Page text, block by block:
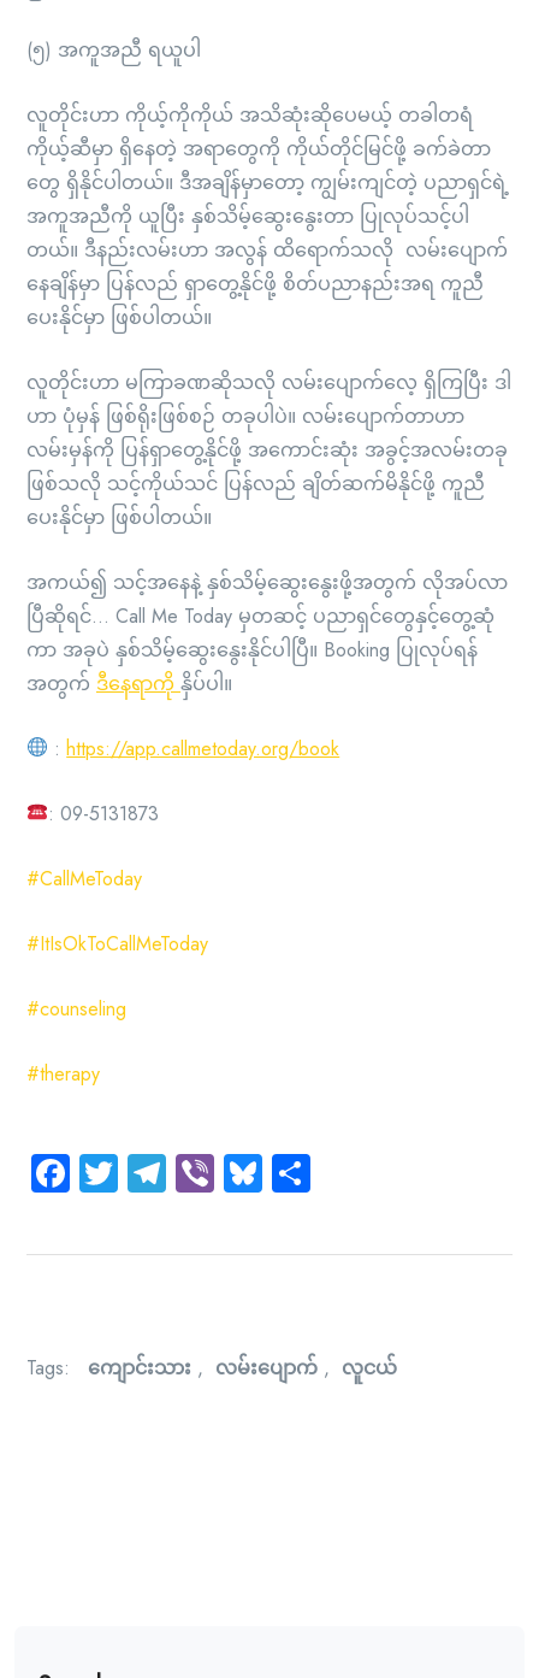
(၅) အကူအညီ ရယူပါ
လူတိုင်းဟာ ကိုယ့်ကိုကိုယ် အသိဆုံးဆိုပေမယ့် တခါတရံ
ကိုယ့်ဆီမှာ ရှိနေတဲ့ အရာတွေကို ကိုယ်တိုင်မြင်ဖို့ ခက်ခဲတာ
တွေ ရှိနိုင်ပါတယ်။ ဒီအချိန်မှာတော့ ကျွမ်းကျင်တဲ့ ပညာရှင်ရဲ့
အကူအညီကို ယူပြီး နှစ်သိမ့်ဆွေးနွေးတာ ပြုလုပ်သင့်ပါ
တယ်။ ဒီနည်းလမ်းဟာ အလွန် ထိရောက်သလို လမ်းပျောက်
နေချိန်မှာ ပြန်လည် ရှာတွေ့နိုင်ဖို့ စိတ်ပညာနည်းအရ ကူညီ
ပေးနိုင်မှာ ဖြစ်ပါတယ်။
လူတိုင်းဟာ မကြာခဏဆိုသလို လမ်းပျောက်လေ့ ရှိကြပြီး ဒါ
ဟာ ပုံမှန် ဖြစ်ရိုးဖြစ်စဉ် တခုပါပဲ။ လမ်းပျောက်တာဟာ
လမ်းမှန်ကို ပြန်ရှာတွေ့နိုင်ဖို့ အကောင်းဆုံး အခွင့်အလမ်းတခု
ဖြစ်သလို သင့်ကိုယ်သင် ပြန်လည် ချိတ်ဆက်မိနိုင်ဖို့ ကူညီ
ပေးနိုင်မှာ ဖြစ်ပါတယ်။
အကယ်၍ သင့်အနေနဲ့ နှစ်သိမ့်ဆွေးနွေးဖို့အတွက် လိုအပ်လာ
ပြီဆိုရင်… Call Me Today မှတဆင့် ပညာရှင်တွေနှင့်တွေ့ဆုံ
ကာ အခုပဲ နှစ်သိမ့်ဆွေးနွေးနိုင်ပါပြီ။ Booking ပြုလုပ်ရန်
အတွက် ဒီနေရာကို နှိပ်ပါ။
:https://app.callmetoday.org/book
: 09-5131873
#CallMeToday
#ItIsOkToCallMeToday
#counseling
#therapy
Facebook
TwitterTelegram
ViberBluesky
Tags: ကျောင်းသား , လမ်းပျောက် , လူငယ်